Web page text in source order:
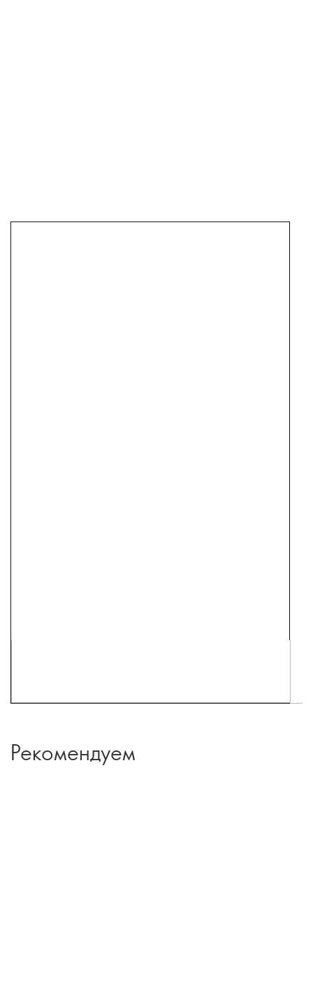
Рекомендуем